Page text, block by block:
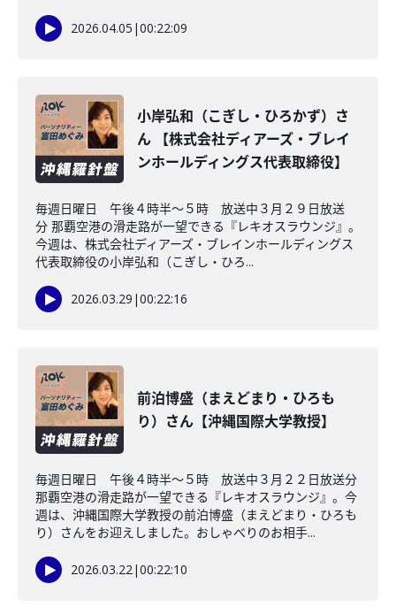
2026.04.05 |00:22:09
小岸弘和（こぎし・ひろかず）さ
ん 【株式会社ディアーズ・ブレイ
ンホールディングス代表取締役】
毎週日曜日 午後４時半～５時 放送中３月２９日放送
分 那覇空港の滑走路が一望できる『レキオスラウンジ』。
今週は、株式会社ディアーズ・ブレインホールディングス
代表取締役の小岸弘和（こぎし・ひろ...
2026.03.29 |00:22:16
前泊博盛（まえどまり・ひろも
り）さん【沖縄国際大学教授】
毎週日曜日 午後４時半～５時 放送中３月２２日放送分
那覇空港の滑走路が一望できる『レキオスラウンジ』。今
週は、沖縄国際大学教授の前泊博盛（まえどまり・ひろも
り）さんをお迎えしました。おしゃべりのお相手...
2026.03.22|00:22:10